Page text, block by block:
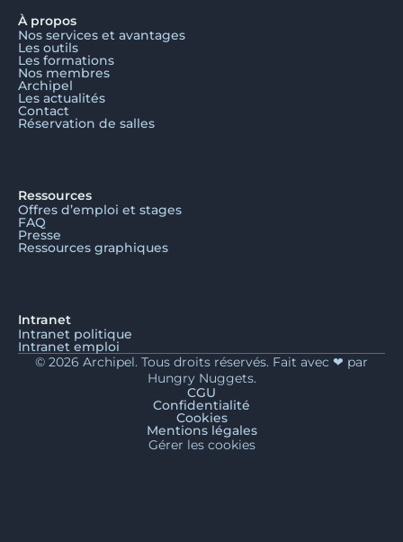
À propos
Nos services et avantages
Les outils
Les formations
Nos membres
Archipel
Les actualités
Contact
Réservation de salles
Ressources
Offres d’emploi et stages
FAQ
Presse
Ressources graphiques
Intranet
Intranet politique
Intranet emploi
© 2026 Archipel. Tous droits réservés. Fait avec ❤ par
Hungry Nuggets.
CGU
Confidentialité
Cookies
Mentions légales
Gérer les cookies